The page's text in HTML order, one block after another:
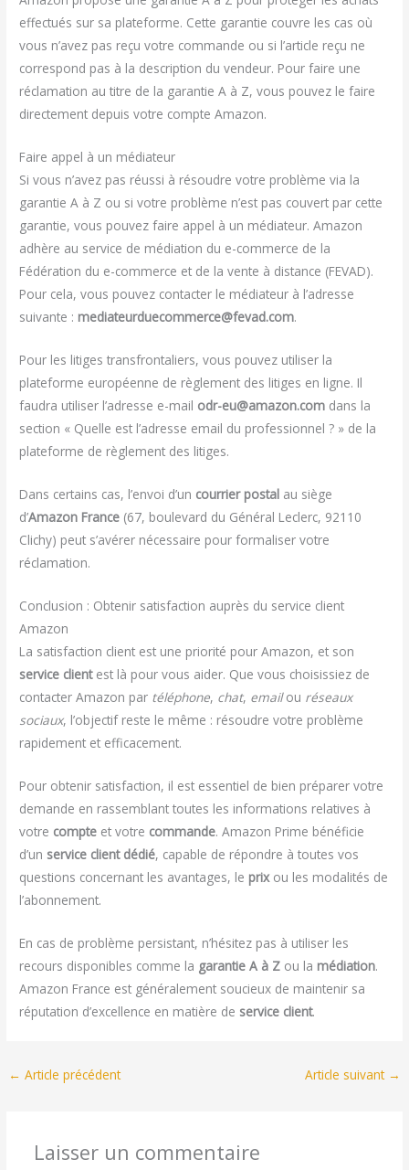
effectués sur sa plateforme. Cette garantie couvre les cas où
vous n’avez pas reçu votre commande ou si l’article reçu ne
correspond pas à la description du vendeur. Pour faire une
réclamation au titre de la garantie A à Z, vous pouvez le faire
directement depuis votre compte Amazon.
Faire appel à un médiateur
Si vous n’avez pas réussi à résoudre votre problème via la
garantie A à Z ou si votre problème n’est pas couvert par cette
garantie, vous pouvez faire appel à un médiateur. Amazon
adhère au service de médiation du e-commerce de la
Fédération du e-commerce et de la vente à distance (FEVAD).
Pour cela, vous pouvez contacter le médiateur à l’adresse
suivante : mediateurduecommerce@fevad.com.
Pour les litiges transfrontaliers, vous pouvez utiliser la
plateforme européenne de règlement des litiges en ligne. Il
faudra utiliser l’adresse e-mail odr-eu@amazon.com dans la
section « Quelle est l’adresse email du professionnel ? » de la
plateforme de règlement des litiges.
Dans certains cas, l’envoi d’un courrier postal au siège
d’Amazon France (67, boulevard du Général Leclerc, 92110
Clichy) peut s’avérer nécessaire pour formaliser votre
réclamation.
Conclusion : Obtenir satisfaction auprès du service client
Amazon
La satisfaction client est une priorité pour Amazon, et son
service clientest là pour vous aider. Que vous choisissiez de
contacter Amazon par téléphone, chat, emailou réseaux
sociaux, l’objectif reste le même : résoudre votre problème
rapidement et efficacement.
Pour obtenir satisfaction, il est essentiel de bien préparer votre
demande en rassemblant toutes les informations relatives à
votre compte et votre commande. Amazon Prime bénéficie
d’un service client dédié, capable de répondre à toutes vos
questions concernant les avantages, le prixou les modalités de
l’abonnement.
En cas de problème persistant, n’hésitez pas à utiliser les
recours disponibles comme la garantie A à Z ou la médiation.
Amazon France est généralement soucieux de maintenir sa
réputation d’excellence en matière de service client.
← Article précédent Article suivant →
Laisser un commentaire